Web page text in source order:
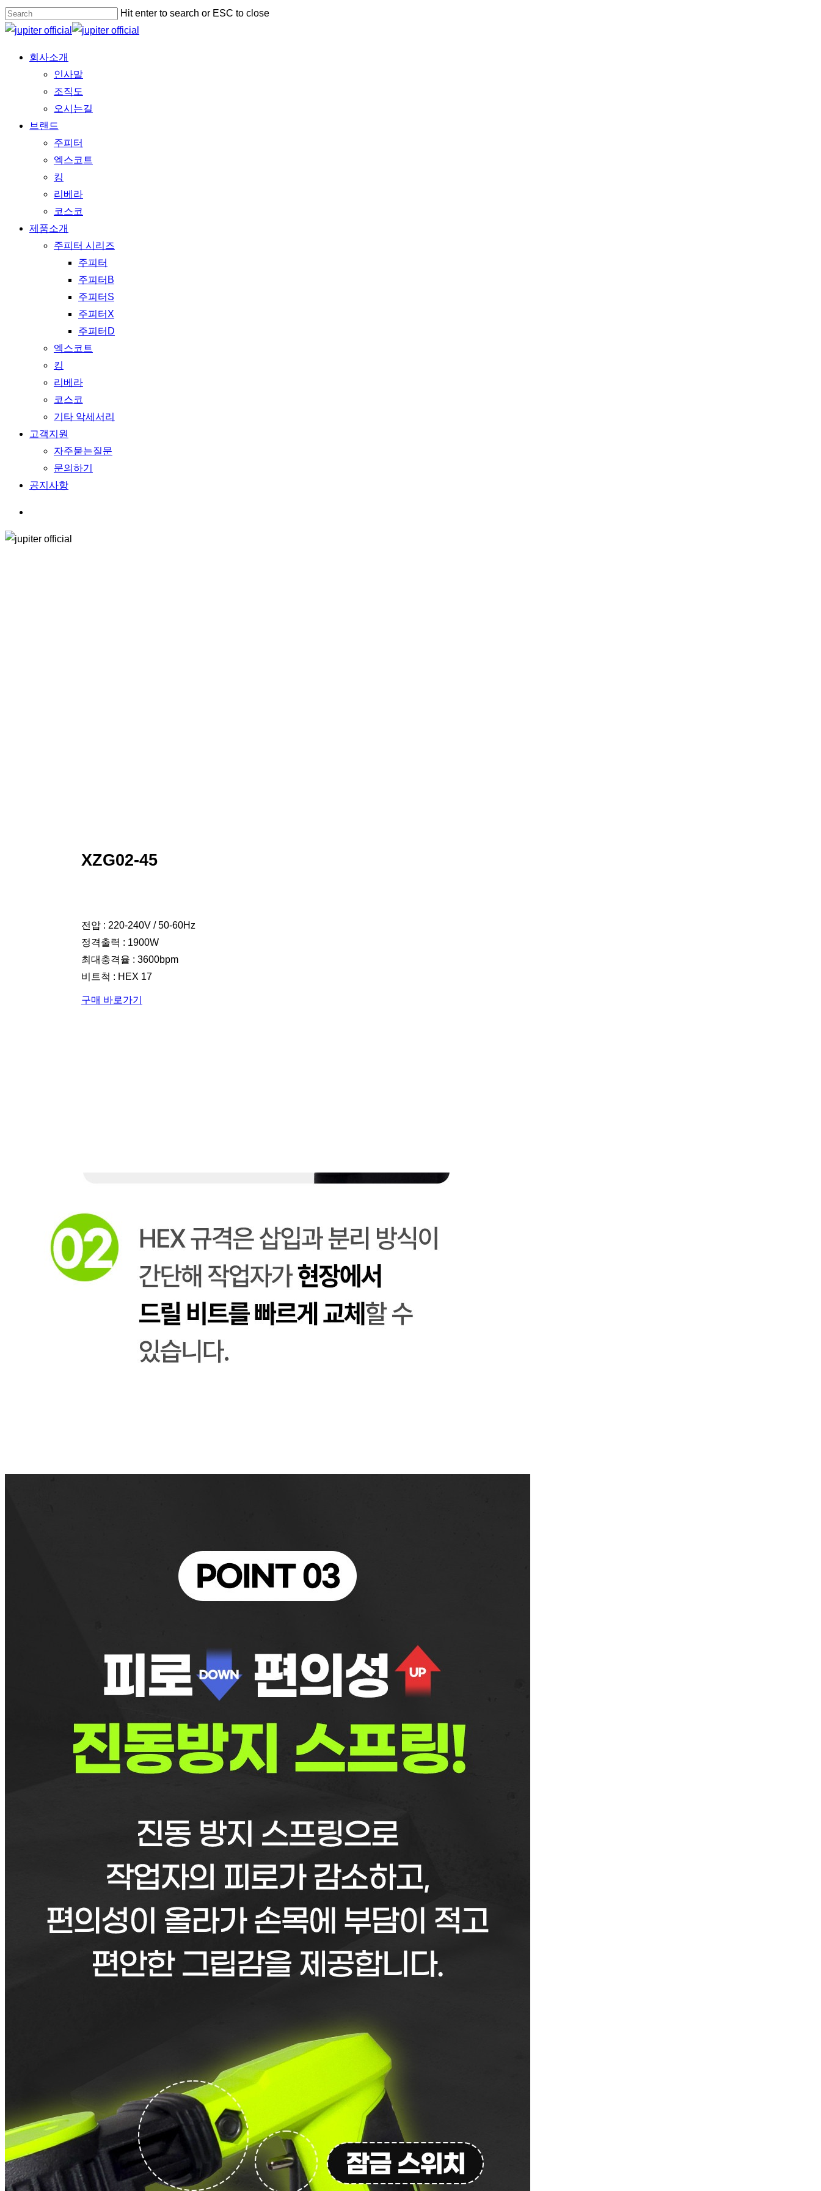
Skip
to
content
Hit enter to search or ESC to close
Close
Menu
회사소개
인사말
조직도
오시는길
브랜드
주피터
엑스코트
킹
리베라
코스코
제품소개
주피터 시리즈
주피터
주피터B
주피터S
주피터X
주피터D
엑스코트
킹
리베라
코스코
기타 악세서리
고객지원
자주묻는질문
문의하기
공지사항
XZG02-45
전압 : 220-240V / 50-60Hz
정격출력 : 1900W
최대충격율 : 3600bpm
비트척 : HEX 17
구매 바로가기